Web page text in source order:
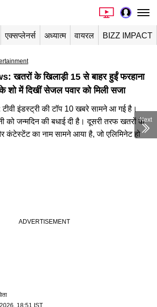
एक्सप्लेनर्स अध्यात्म वायरल BIZZ IMPACT
खतरों के खिलाड़ी 15 से बाहर हुईं फरहाना
शो में दिखीं सेजल पवार को मिली सजा
इंडस्ट्री की टॉप 10 खबरे सामने आ गई है।
को जन्मदिन की बधाई दी है। दूसरी तरफ खतरों के
का नाम सामने आया है, जो एलिमिनेट हो
18:51 IST
Next